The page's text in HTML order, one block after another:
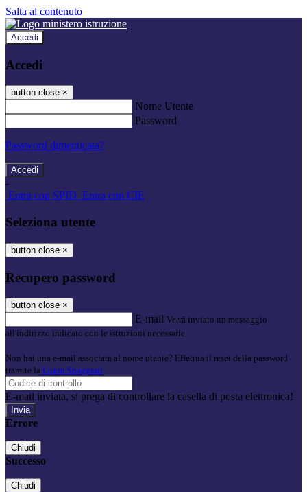
Salta al contenuto
Accedi
Accedi
button close ×
Nome Utente
Password
Password dimenticata?
-
Entra con SPID Entra con CIE
Seleziona utente
button close ×
Recupero password
button close ×
E-mail Verrà inviato un messaggio
all'indirizzo indicato con le istruzioni necessarie.
Non hai una e-mail associata al nome utente? Effettua il reset della password
tramite la Login Spaggiari
E-mail inviata, si prega di controllare la casella di posta elettronica!
Errore
Chiudi
Successo
Chiudi